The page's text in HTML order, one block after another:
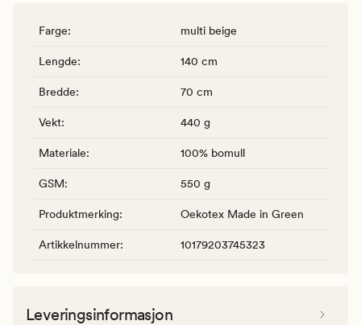
Farge: multi beige
Lengde: 140 cm
Bredde: 70 cm
Vekt: 440 g
Materiale: 100% bomull
GSM: 550 g
Produktmerking: Oekotex Made in Green
Artikkelnummer: 10179203745323
Leveringsinformasjon